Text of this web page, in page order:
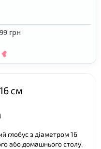
грн
см
глобус з діаметром 16
або домашнього столу.